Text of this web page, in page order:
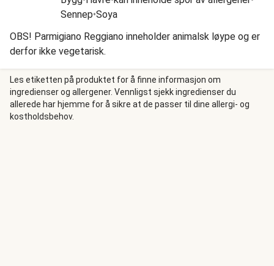
Sennep•Soya
OBS! Parmigiano Reggiano inneholder animalsk løype og er
derfor ikke vegetarisk.
Les etiketten på produktet for å finne informasjon om
ingredienser og allergener. Vennligst sjekk ingredienser du
allerede har hjemme for å sikre at de passer til dine allergi- og
kostholdsbehov.